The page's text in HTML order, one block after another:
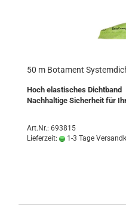
50 m Botament
Hoch elastisches Dichtband
Nachhaltige Sicherheit für
Art.Nr.: 693815
Lieferzeit:
1-3 Tage